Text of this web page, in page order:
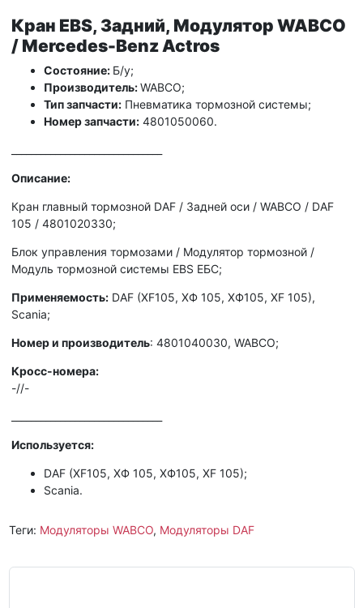
Кран EBS, Задний, Модулятор WABCO
/ Mercedes-Benz Actros
Состояние: Б/у;
Производитель:WABCO;
Тип запчасти: Пневматика тормозной системы;
Номер запчасти: 4801050060.
Описание:
Кран главный тормозной DAF / Задней оси / WABCO / DAF
105 / 4801020330;
Блок упрaвления тoрмозaми / Модулятop тopмoзной /
Модуль тopмoзной cистемы EBS EБC;
Применяемость: DAF (XF105, XФ 105, ХФ105, ХF 105),
Scania;
Hoмep и производитель: 4801040030, WABCO;
Кросс-номера:
-//-
Используется:
DAF (XF105, XФ 105, ХФ105, ХF 105);
Scаnia.
Теги: Модуляторы WABCO, Модуляторы DAF